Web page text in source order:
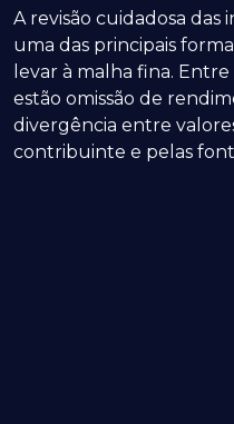
A revisão cuidadosa
uma das principais
levar à malha fina.
estão omissão de
divergência entre
contribuinte e pelas